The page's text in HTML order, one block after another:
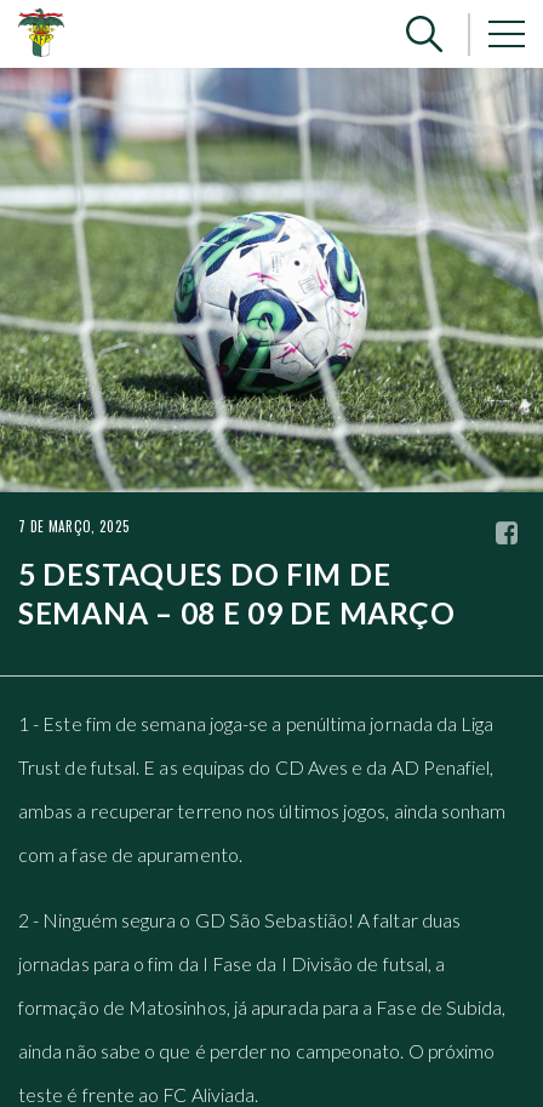
7 DE MARÇO, 2025
5 DESTAQUES DO FIM DE
SEMANA – 08 E 09 DE MARÇO
1 - Este fim de semana joga-se a penúltima jornada da Liga
Trust de futsal. E as equipas do CD Aves e da AD Penafiel,
ambas a recuperar terreno nos últimos jogos, ainda sonham
com a fase de apuramento.
2 - Ninguém segura o GD São Sebastião! A faltar duas
jornadas para o fim da I Fase da I Divisão de futsal, a
formação de Matosinhos, já apurada para a Fase de Subida,
ainda não sabe o que é perder no campeonato. O próximo
teste é frente ao FC Aliviada.